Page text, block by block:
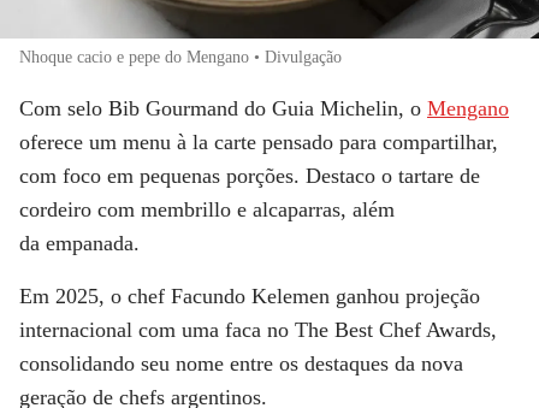
Nhoque cacio e pepe do Mengano • Divulgação
Com selo Bib Gourmand do Guia Michelin, o Mengano
oferece um menu à la carte pensado para compartilhar,
com foco em pequenas porções. Destaco o tartare de
cordeiro com membrillo e alcaparras, além
da empanada.
Em 2025, o chef Facundo Kelemen ganhou projeção
internacional com uma faca no The Best Chef Awards,
consolidando seu nome entre os destaques da nova
geração de chefs argentinos.